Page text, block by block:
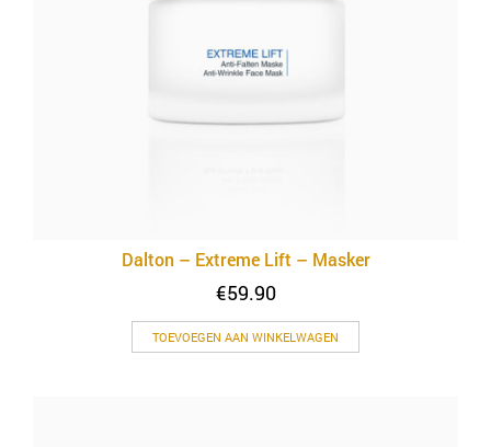
Dalton – Extreme Lift – Masker
€59.90
TOEVOEGEN AAN WINKELWAGEN